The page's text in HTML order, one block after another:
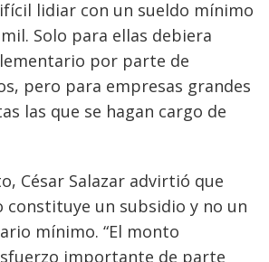
lidiar con un sueldo mínimo
Solo para ellas debiera
por parte de
pero para empresas grandes
las que se hagan cargo de
César Salazar advirtió que
constituye un subsidio y no un
mínimo. “El monto
importante de parte